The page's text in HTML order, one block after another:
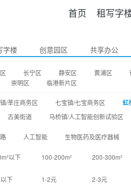
首页 租写字
字楼 创意园区 共享办公
长宁区 静安区 黄浦区
崇明区 临港新片区
/莘庄商务区 七宝镇/七宝商务区 虹
古美街道 马桥镇/人工智能创新试验区
人工智能 生物医药及医疗器械
以下 100-200m² 200-300m²
下 1-2元 2-3元